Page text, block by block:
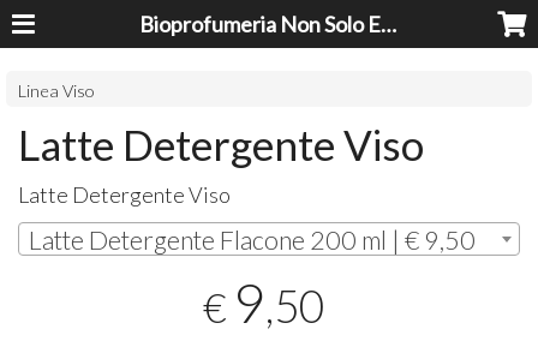
Bioprofumeria Non Solo Essenze
Linea Viso
Latte Detergente Viso
Latte Detergente Viso
Latte Detergente Flacone 200 ml | € 9,50
€ 9,50